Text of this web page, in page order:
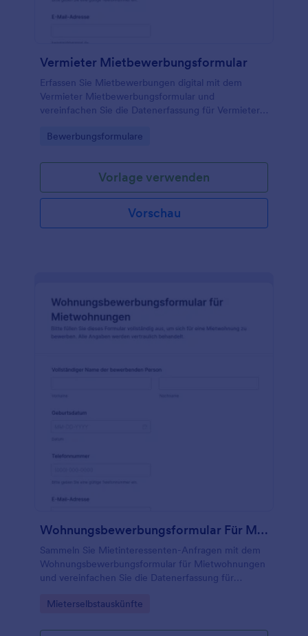
Vermieter Mietbewerbungsformular
Erfassen Sie Mietbewerbungen digital mit dem
Vermieter Mietbewerbungsformular und
vereinfachen Sie die Datenerfassung für Vermieter,
zur Auswahl geeigneter Interessenten.
Go to Category:
Bewerbungsformulare
Vorlage verwenden
Vorschau
Wohnungsbewerbungsformular Für Mietwohnungen
Sammeln Sie Mietinteressenten-Anfragen mit dem
Wohnungsbewerbungsformular für Mietwohnungen
und vereinfachen Sie die Datenerfassung für
Jotform und seinen Formularvorlagen.
Go to Category:
Mieterselbstauskünfte